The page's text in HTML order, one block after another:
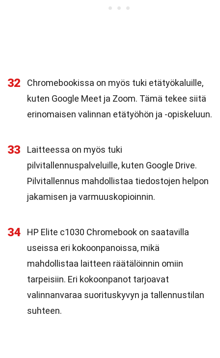
32
Chromebookissa on myös tuki etätyökaluille,
kuten Google Meet ja Zoom. Tämä tekee siitä
erinomaisen valinnan etätyöhön ja -opiskeluun.
33
Laitteessa on myös tuki
pilvitallennuspalveluille, kuten Google Drive.
Pilvitallennus mahdollistaa tiedostojen helpon
jakamisen ja varmuuskopioinnin.
34
HP Elite c1030 Chromebook on saatavilla
useissa eri kokoonpanoissa, mikä
mahdollistaa laitteen räätälöinnin omiin
tarpeisiin. Eri kokoonpanot tarjoavat
valinnanvaraa suorituskyvyn ja tallennustilan
suhteen.